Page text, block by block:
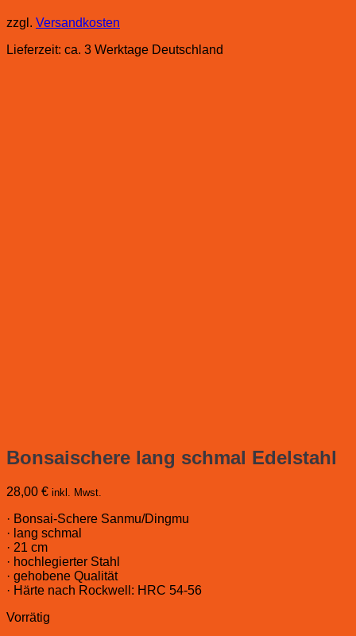
zzgl. Versandkosten
Lieferzeit: ca. 3 Werktage Deutschland
Bonsaischere lang schmal Edelstahl
28,00 € inkl. Mwst.
· Bonsai-Schere Sanmu/Dingmu
· lang schmal
· 21 cm
· hochlegierter Stahl
· gehobene Qualität
· Härte nach Rockwell: HRC 54-56
Vorrätig